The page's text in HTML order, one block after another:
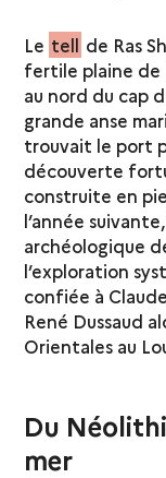
Le tell de Ras
fertile plaine de
au nord du cap
grande anse
trouvait le port
découverte
construite en
l’année
archéologique
l’exploration
confiée à
René Dussaud
Orientales au
Du
mer